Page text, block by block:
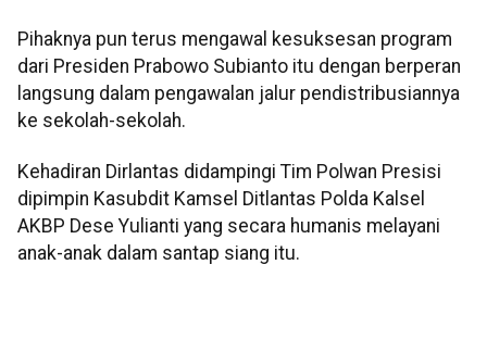
Pihaknya pun terus mengawal kesuksesan program
dari Presiden Prabowo Subianto itu dengan berperan
langsung dalam pengawalan jalur pendistribusiannya
ke sekolah-sekolah.
Kehadiran Dirlantas didampingi Tim Polwan Presisi
dipimpin Kasubdit Kamsel Ditlantas Polda Kalsel
AKBP Dese Yulianti yang secara humanis melayani
anak-anak dalam santap siang itu.